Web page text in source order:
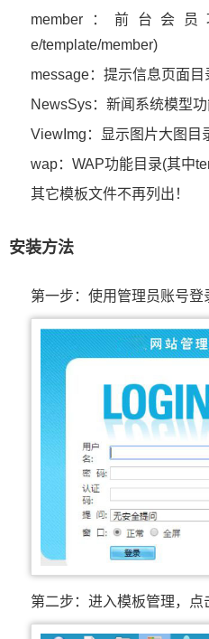
member：前台会
e/template/member)
message：提示信息页面目
NewsSys：新闻系统模型
ViewImg：显示图片大图目
wap：WAP功能目录(其中
其它模板文件不再列出！
安装方法
第一步：使用管理员账号登
第二步：进入模板管理，点